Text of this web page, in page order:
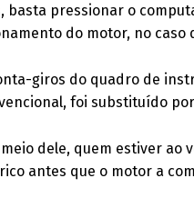
basta pressionar o
do motor, no
giros do quadro de
foi substituído
meio dele, quem estiver
antes que o motor a